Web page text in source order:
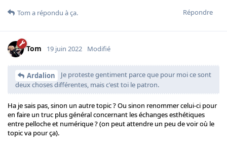
Répondre
Tom a répondu à ça.
Tom 19 juin 2022 Modifié
Ardalion
Je proteste gentiment parce que pour moi ce sont
deux choses différentes, mais c'est toi le patron.
Ha je sais pas, sinon un autre topic ? Ou sinon renommer celui-ci pour
en faire un truc plus général concernant les échanges esthétiques
entre pelloche et numérique ? (on peut attendre un peu de voir où le
topic va pour ça).